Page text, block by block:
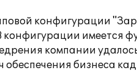
конфигурации
имеется
компании
обеспечения бизнеса